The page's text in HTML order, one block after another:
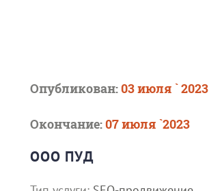
Опубликован:03 июля ` 2023
Окончание:07 июля `2023
ООО ПУД